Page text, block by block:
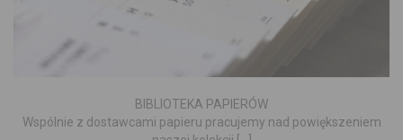
BIBLIOTEKA PAPIERÓW
Wspólnie z dostawcami papieru pracujemy nad powiększeniem